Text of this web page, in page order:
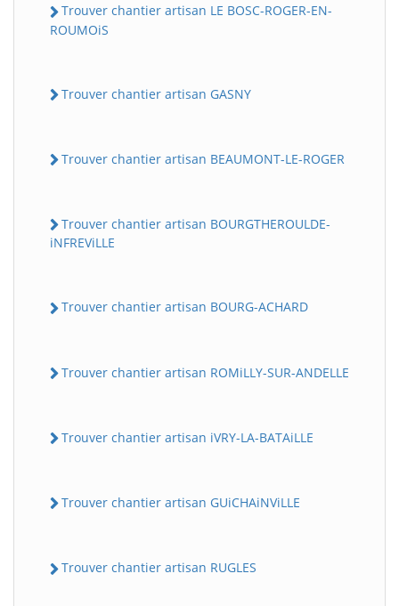
Trouver chantier artisan LE BOSC-ROGER-EN-
ROUMOiS
Trouver chantier artisan GASNY
Trouver chantier artisan BEAUMONT-LE-ROGER
Trouver chantier artisan BOURGTHEROULDE-
iNFREViLLE
Trouver chantier artisan BOURG-ACHARD
Trouver chantier artisan ROMiLLY-SUR-ANDELLE
Trouver chantier artisan iVRY-LA-BATAiLLE
Trouver chantier artisan GUiCHAiNViLLE
Trouver chantier artisan RUGLES